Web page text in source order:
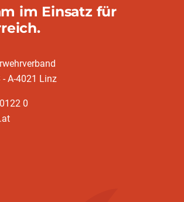
im Einsatz für
A-4021 Linz
0